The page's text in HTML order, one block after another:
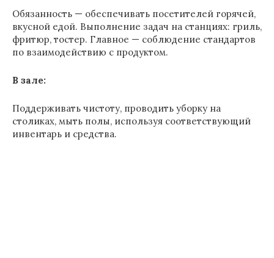
Обязанность — обеспечивать посетителей горячей,
вкусной едой. Выполнение задач на станциях: гриль,
фритюр, тостер. Главное — соблюдение стандартов
по взаимодействию с продуктом.
В зале:
Поддерживать чистоту, проводить уборку на
столиках, мыть полы, используя соответствующий
инвентарь и средства.